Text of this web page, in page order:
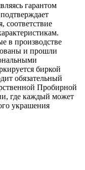
гарантом
соответствие
в производстве
и прошли
биркой
обязательный
Пробирной
где каждый может
украшения